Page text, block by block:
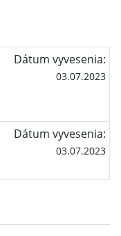
Dátum vyvesenia:
03.07.2023
Dátum vyvesenia:
03.07.2023